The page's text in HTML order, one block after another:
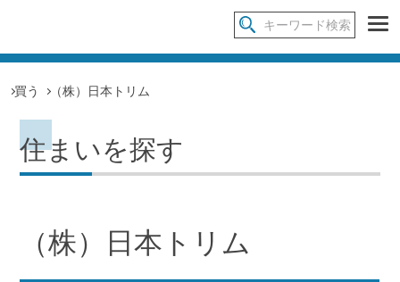
買う （株）日本トリム
住まいを探す
（株）日本トリム